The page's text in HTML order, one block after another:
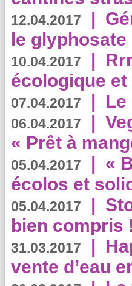
12.04.2017 |
le glyphosate
10.04.2017 |
écologique
07.04.2017 | Le
06.04.2017 |
« Prêt à
05.04.2017 | «
écolos et
05.04.2017 |
bien compris
31.03.2017 |
vente d’eau